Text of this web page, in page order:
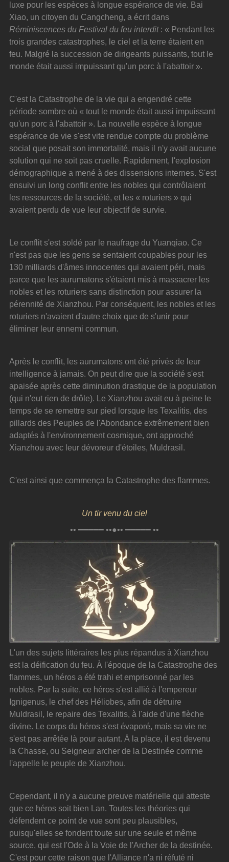
luxe pour les espèces à longue espérance de vie. Bai
Xiao, un citoyen du Cangcheng, a écrit dans
Réminiscences du Festival du feu interdit : « Pendant les
trois grandes catastrophes, le ciel et la terre étaient en
feu. Malgré la succession de dirigeants puissants, tout le
monde était aussi impuissant qu'un porc à l'abattoir ».
C'est la Catastrophe de la vie qui a engendré cette
période sombre où « tout le monde était aussi impuissant
qu'un porc à l'abattoir ». La nouvelle espèce à longue
espérance de vie s'est vite rendue compte du problème
social que posait son immortalité, mais il n'y avait aucune
solution qui ne soit pas cruelle. Rapidement, l'explosion
démographique a mené à des dissensions internes. S'est
ensuivi un long conflit entre les nobles qui contrôlaient
les ressources de la société, et les « roturiers » qui
avaient perdu de vue leur objectif de survie.
Le conflit s'est soldé par le naufrage du Yuanqiao. Ce
n'est pas que les gens se sentaient coupables pour les
130 milliards d'âmes innocentes qui avaient péri, mais
parce que les aurumatons s'étaient mis à massacrer les
nobles et les roturiers sans distinction pour assurer la
pérennité de Xianzhou. Par conséquent, les nobles et les
roturiers n'avaient d'autre choix que de s'unir pour
éliminer leur ennemi commun.
Après le conflit, les aurumatons ont été privés de leur
intelligence à jamais. On peut dire que la société s'est
apaisée après cette diminution drastique de la population
(qui n'eut rien de drôle). Le Xianzhou avait eu à peine le
temps de se remettre sur pied lorsque les Texalitis, des
pillards des Peuples de l'Abondance extrêmement bien
adaptés à l'environnement cosmique, ont approché
Xianzhou avec leur dévoreur d'étoiles, Muldrasil.
C'est ainsi que commença la Catastrophe des flammes.
Un tir venu du ciel
•• ━━━━━ ••●•• ━━━━━ ••
L'un des sujets littéraires les plus répandus à Xianzhou
est la déification du feu. À l'époque de la Catastrophe des
flammes, un héros a été trahi et emprisonné par les
nobles. Par la suite, ce héros s'est allié à l'empereur
Ignigenus, le chef des Héliobes, afin de détruire
Muldrasil, le repaire des Texalitis, à l'aide d'une flèche
divine. Le corps du héros s'est évaporé, mais sa vie ne
s'est pas arrêtée là pour autant. À la place, il est devenu
la Chasse, ou Seigneur archer de la Destinée comme
l'appelle le peuple de Xianzhou.
Cependant, il n'y a aucune preuve matérielle qui atteste
que ce héros soit bien Lan. Toutes les théories qui
défendent ce point de vue sont peu plausibles,
puisqu'elles se fondent toute sur une seule et même
source, qui est l'Ode à la Voie de l'Archer de la destinée.
C'est pour cette raison que l'Alliance n'a ni réfuté ni